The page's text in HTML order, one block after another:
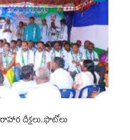
దీక్షలు..ఫొటోలు